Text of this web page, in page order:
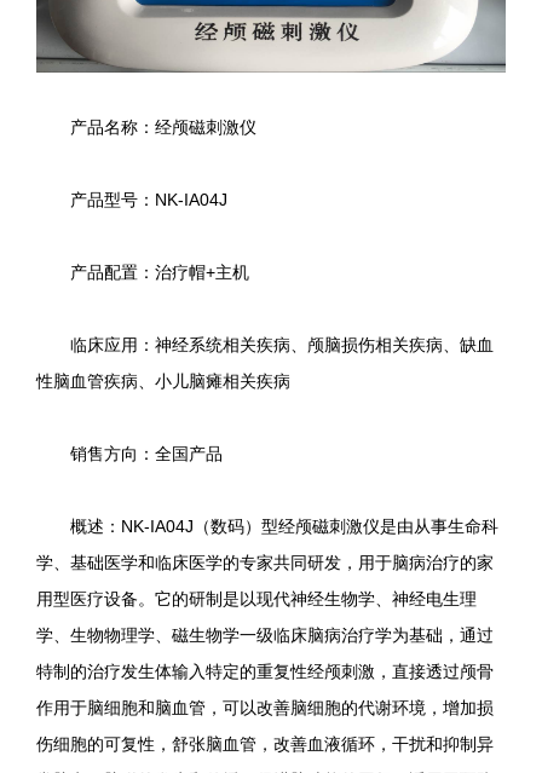
产品名称：经颅磁刺激仪
产品型号：NK-IA04J
产品配置：治疗帽+主机
临床应用：神经系统相关疾病、颅脑损伤相关疾病、缺血
性脑血管疾病、小儿脑瘫相关疾病
销售方向：全国产品
概述：NK-IA04J（数码）型经颅磁刺激仪是由从事生命科
学、基础医学和临床医学的专家共同研发，用于脑病治疗的家
用型医疗设备。它的研制是以现代神经生物学、神经电生理
学、生物物理学、磁生物学一级临床脑病治疗学为基础，通过
特制的治疗发生体输入特定的重复性经颅刺激，直接透过颅骨
作用于脑细胞和脑血管，可以改善脑细胞的代谢环境，增加损
伤细胞的可复性，舒张脑血管，改善血液循环，干扰和抑制异